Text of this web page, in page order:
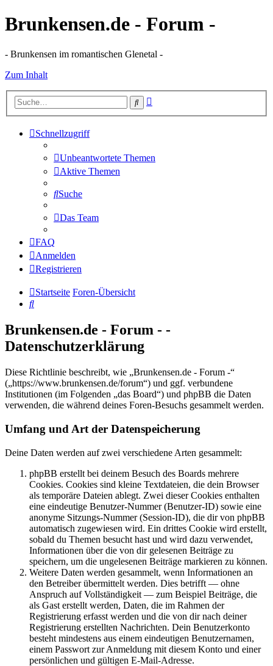
Brunkensen.de - Forum -
- Brunkensen im romantischen Glenetal -
Zum Inhalt
Suche
Schnellzugriff
Unbeantwortete Themen
Aktive Themen
Suche
Das Team
FAQ
Anmelden
Registrieren
Startseite Foren-Übersicht
Suche
Brunkensen.de - Forum - -
Datenschutzerklärung
Diese Richtlinie beschreibt, wie „Brunkensen.de - Forum -“
(„https://www.brunkensen.de/forum“) und ggf. verbundene
Institutionen (im Folgenden „das Board“) und phpBB die Daten
verwenden, die während deines Foren-Besuchs gesammelt werden.
Umfang und Art der Datenspeicherung
Deine Daten werden auf zwei verschiedene Arten gesammelt:
phpBB erstellt bei deinem Besuch des Boards mehrere
Cookies. Cookies sind kleine Textdateien, die dein Browser
als temporäre Dateien ablegt. Zwei dieser Cookies enthalten
eine eindeutige Benutzer-Nummer (Benutzer-ID) sowie eine
anonyme Sitzungs-Nummer (Session-ID), die dir von phpBB
automatisch zugewiesen wird. Ein drittes Cookie wird erstellt,
sobald du Themen besucht hast und wird dazu verwendet,
Informationen über die von dir gelesenen Beiträge zu
speichern, um die ungelesenen Beiträge markieren zu können.
Weitere Daten werden gesammelt, wenn Informationen an
den Betreiber übermittelt werden. Dies betrifft — ohne
Anspruch auf Vollständigkeit — zum Beispiel Beiträge, die
als Gast erstellt werden, Daten, die im Rahmen der
Registrierung erfasst werden und die von dir nach deiner
Registrierung erstellten Nachrichten. Dein Benutzerkonto
besteht mindestens aus einem eindeutigen Benutzernamen,
einem Passwort zur Anmeldung mit diesem Konto und einer
persönlichen und gültigen E-Mail-Adresse.